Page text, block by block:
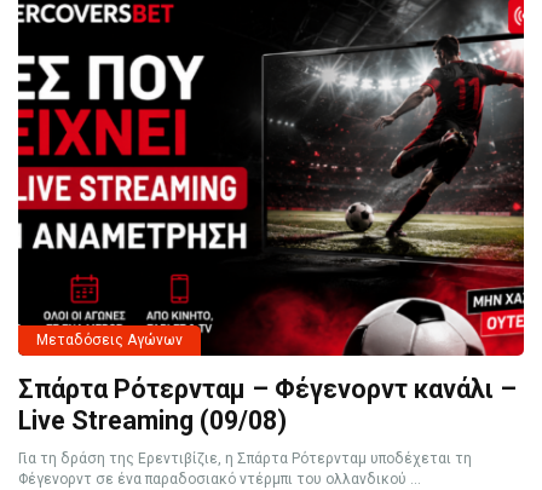
Μεταδόσεις Αγώνων
Σπάρτα Ρότερνταμ – Φέγενορντ κανάλι –
Live Streaming (09/08)
Για τη δράση της Ερεντιβίζιε, η Σπάρτα Ρότερνταμ υποδέχεται τη
Φέγενορντ σε ένα παραδοσιακό ντέρμπι του ολλανδικού ...